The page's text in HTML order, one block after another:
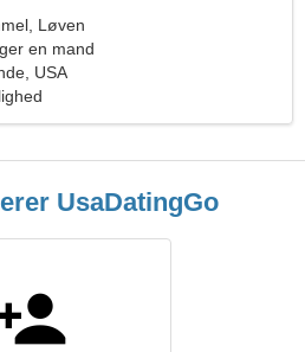
Løven
en mand
USA
UsaDatingGo